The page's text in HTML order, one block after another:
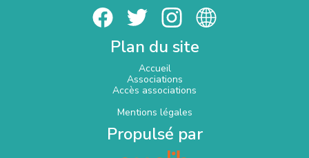
Plan du site
Accueil
Associations
Accès associations
Mentions légales
Propulsé par